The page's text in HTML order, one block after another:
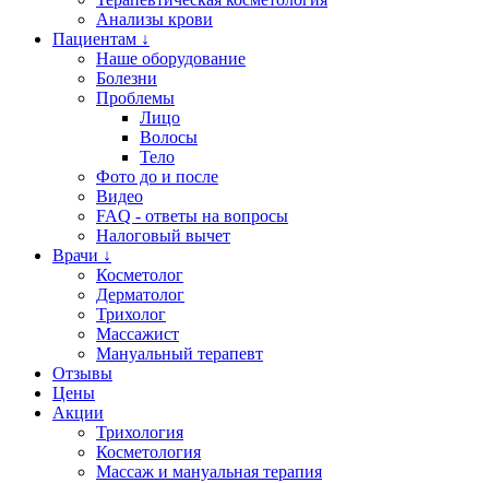
Анализы крови
Пациентам ↓
Наше оборудование
Болезни
Проблемы
Лицо
Волосы
Тело
Фото до и после
Видео
FAQ - ответы на вопросы
Налоговый вычет
Врачи ↓
Косметолог
Дерматолог
Трихолог
Массажист
Мануальный терапевт
Отзывы
Цены
Акции
Трихология
Косметология
Массаж и мануальная терапия